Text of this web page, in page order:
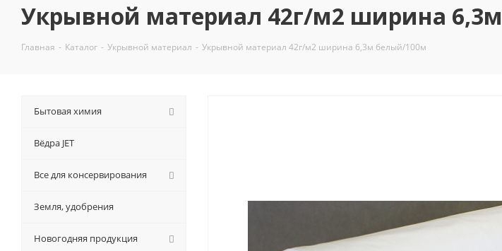
Укрывной материал 42г/м2 ширина
Главная - Каталог - Укрывной материал - Укрывной материал 42г/м2 ширина 6,3м белый/100м
Бытовая химия
Вёдра JET
Все для консервирования
Земля, удобрения
Новогодняя продукция